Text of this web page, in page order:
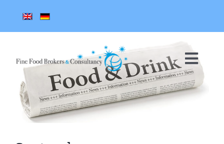
springen
STARTSEITE
AGENTUR
grösseres
Bild